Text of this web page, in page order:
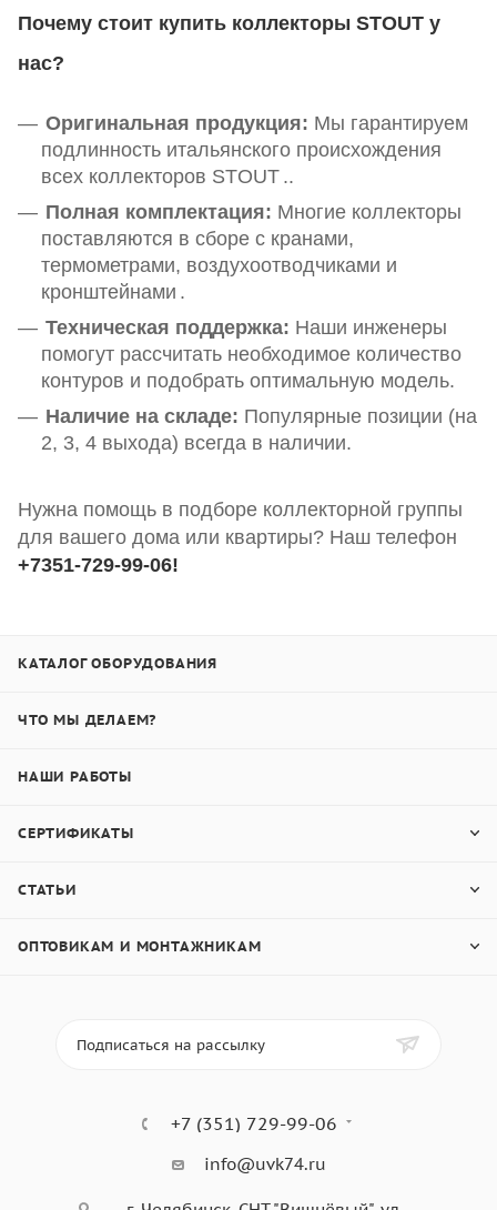
Почему стоит купить коллекторы STOUT у
нас?
Оригинальная продукция: Мы гарантируем
подлинность итальянского происхождения
всех коллекторов STOUT..
Полная комплектация: Многие коллекторы
поставляются в сборе с кранами,
термометрами, воздухоотводчиками и
кронштейнами .
Техническая поддержка: Наши инженеры
помогут рассчитать необходимое количество
контуров и подобрать оптимальную модель.
Наличие на складе: Популярные позиции (на
2, 3, 4 выхода) всегда в наличии.
Нужна помощь в подборе коллекторной группы
для вашего дома или квартиры? Наш телефон
+7351-729-99-06!
КАТАЛОГ ОБОРУДОВАНИЯ
ЧТО МЫ ДЕЛАЕМ?
НАШИ РАБОТЫ
СЕРТИФИКАТЫ
СТАТЬИ
ОПТОВИКАМ И МОНТАЖНИКАМ
Подписаться на рассылку
+7 (351) 729-99-06
info@uvk74.ru